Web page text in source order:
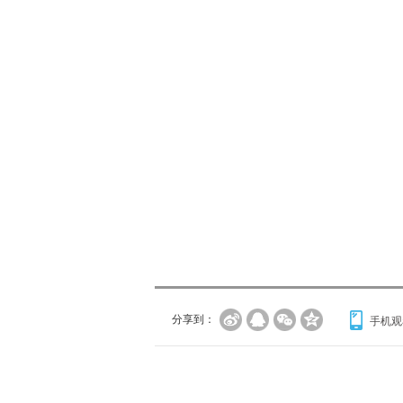
分享到： 手机